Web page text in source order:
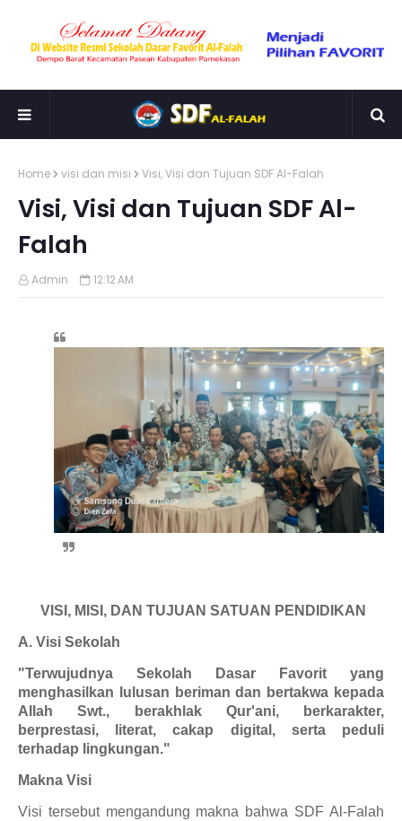
Home visi dan misi Visi, Visi dan Tujuan SDF Al-Falah
Visi, Visi dan Tujuan SDF Al-
Falah
Admin 12:12 AM
VISI, MISI, DAN TUJUAN SATUAN PENDIDIKAN
A. Visi Sekolah
"Terwujudnya Sekolah Dasar Favorit yang
menghasilkan lulusan beriman dan bertakwa kepada
Allah Swt., berakhlak Qur'ani, berkarakter,
berprestasi, literat, cakap digital, serta peduli
terhadap lingkungan."
Makna Visi
Visi tersebut mengandung makna bahwa SDF Al-Falah